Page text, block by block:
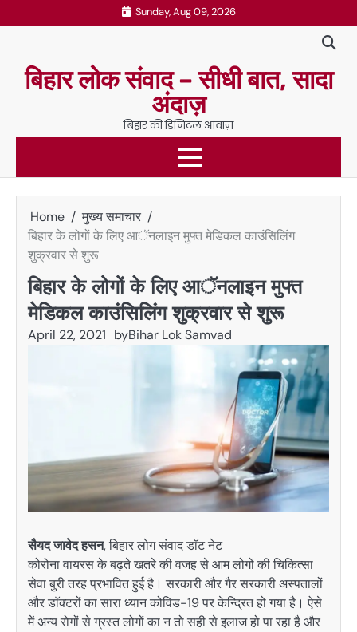
to
Sunday, Aug 09, 2026
बिहार लोक संवाद – सीधी बात, सादा
अंदाज़
बिहार की डिजिटल आवाज़
Home
मुख्य समाचार
बिहार के लोगों के लिए आॅनलाइन मुफ्त मेडिकल काउंसिलिंग
शुक्रवार से शुरू
बिहार के लोगों के लिए आॅनलाइन मुफ्त
मेडिकल काउंसिलिंग शुक्रवार से शुरू
April 22, 2021 byBihar Lok Samvad
सैयद जावेद हसन, बिहार लोग संवाद डाॅट नेट
कोरोना वायरस के बढ़ते खतरे की वजह से आम लोगों की चिकित्सा
सेवा बुरी तरह प्रभावित हुई है। सरकारी और गैर सरकारी अस्पतालों
और डाॅक्टरों का सारा ध्यान कोविड-19 पर केन्द्रित हो गया है। ऐसे
में अन्य रोगों से ग्रस्त लोगों का न तो सही से इलाज हो पा रहा है और